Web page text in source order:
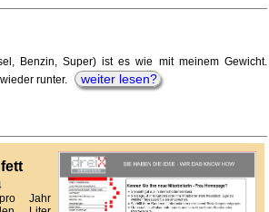
Benzin, Super) ist es wie mit meinem Gewicht.
runter.
weiter lesen?
Jahr